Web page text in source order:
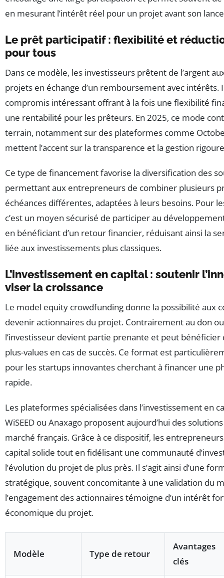
en mesurant l’intérêt réel pour un projet avant son
Le prêt participatif : flexibilité et
pour tous
Dans ce modèle, les investisseurs prêtent de l’argent
projets en échange d’un remboursement avec intérêts.
compromis intéressant offrant à la fois une flexibilité
une rentabilité pour les prêteurs. En 2025, ce mode
terrain, notamment sur des plateformes comme
mettent l’accent sur la transparence et la gestion
Ce type de financement favorise la diversification des
permettant aux entrepreneurs de combiner plusieurs
échéances différentes, adaptées à leurs besoins. Pour
c’est un moyen sécurisé de participer au
en bénéficiant d’un retour financier, réduisant ainsi la
liée aux investissements plus classiques.
L’investissement en capital : soutenir
viser la croissance
Le model equity crowdfunding donne la possibilité aux
devenir actionnaires du projet. Contrairement au don
l’investisseur devient partie prenante et peut bénéficier
plus-values en cas de succès. Ce format est
pour les startups innovantes cherchant à financer une
rapide.
Les plateformes spécialisées dans l’investissement en
WiSEED ou Anaxago proposent aujourd’hui des
marché français. Grâce à ce dispositif, les
capital solide tout en fidélisant une communauté
l’évolution du projet de plus près. Il s’agit ainsi d’une
stratégique, souvent concomitante à une validation du
l’engagement des actionnaires témoigne d’un intérêt
économique du projet.
Modèle Type de retour
Avantages
clés